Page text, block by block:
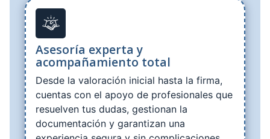
Asesoría experta y
acompañamiento total
Desde la valoración inicial hasta la firma,
cuentas con el apoyo de profesionales que
resuelven tus dudas, gestionan la
documentación y garantizan una